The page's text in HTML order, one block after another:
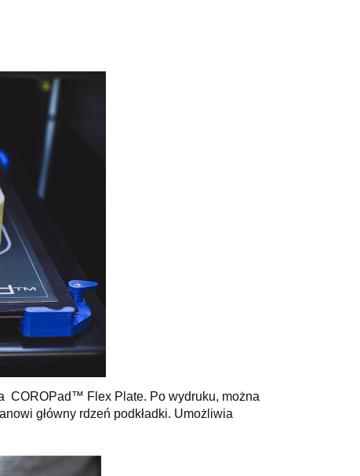
COROPad™ Flex Plate. Po wydruku, można
główny rdzeń podkładki. Umożliwia